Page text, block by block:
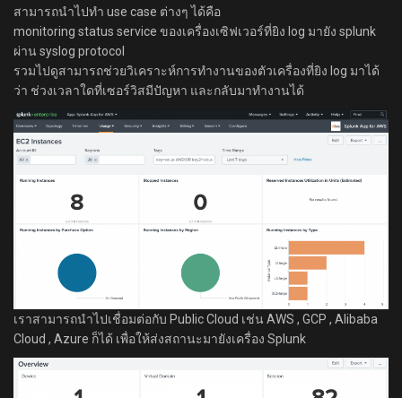
สามารถนำไปทำ use case ต่างๆ ได้คือ
monitoring status service ของเครื่องเซิฟเวอร์ที่ยิง log มายัง splunk
ผ่าน syslog protocol
รวมไปดูสามารถช่วยวิเคราะห์การทำงานของตัวเครื่องที่ยิง log มาได้
ว่า ช่วงเวลาใดที่เซอร์วิสมีปัญหา และกลับมาทำงานได้
เราสามารถนำไปเชื่อมต่อกับ Public Cloud เช่น AWS , GCP , Alibaba
Cloud , Azure ก็ได้ เพื่อให้ส่งสถานะมายังเครื่อง Splunk